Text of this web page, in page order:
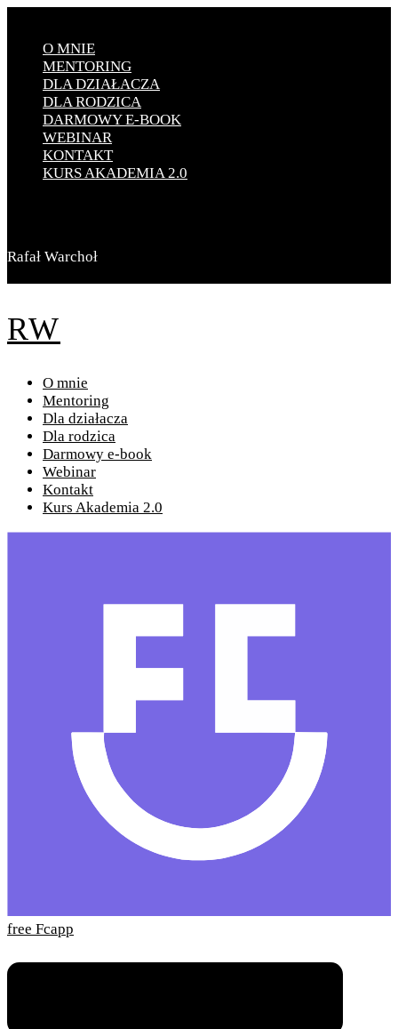
O MNIE
MENTORING
DLA DZIAŁACZA
DLA RODZICA
DARMOWY E-BOOK
WEBINAR
KONTAKT
KURS AKADEMIA 2.0
Rafał Warchoł
RW
O mnie
Mentoring
Dla działacza
Dla rodzica
Darmowy e-book
Webinar
Kontakt
Kurs Akademia 2.0
free Fcapp